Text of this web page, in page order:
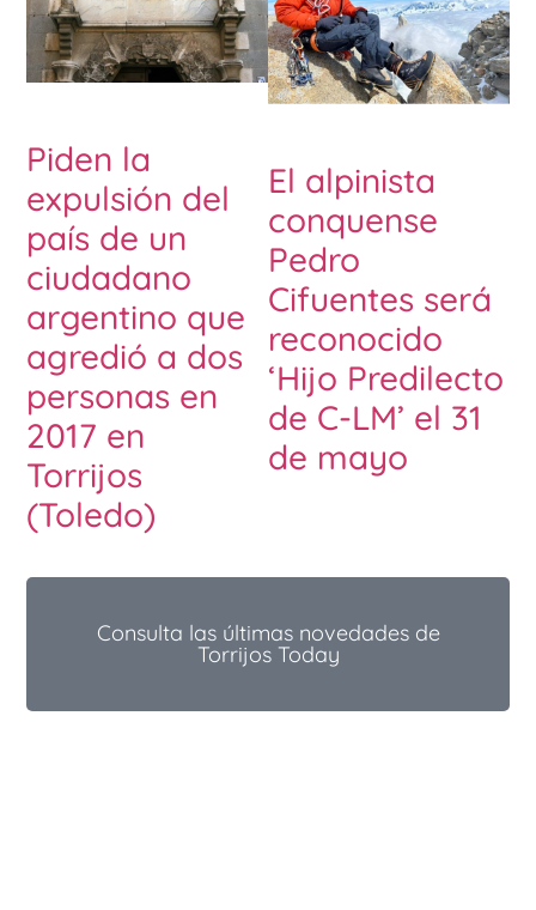
Piden la
expulsión del
país de un
ciudadano
argentino que
agredió a dos
personas en
2017 en
Torrijos
(Toledo)
El alpinista
conquense
Pedro
Cifuentes será
reconocido
‘Hijo Predilecto
de C-LM’ el 31
de mayo
Consulta las últimas novedades de
Torrijos Today